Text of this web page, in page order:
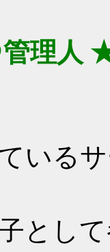
管理人
いる
とし